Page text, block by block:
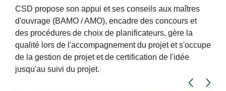
CSD propose son appui et ses conseils aux maîtres
d'ouvrage (BAMO / AMO), encadre des concours et
des procédures de choix de planificateurs, gère la
qualité lors de l'accompagnement du projet et s'occupe
de la gestion de projet et de certification de l'idée
jusqu'au suivi du projet.